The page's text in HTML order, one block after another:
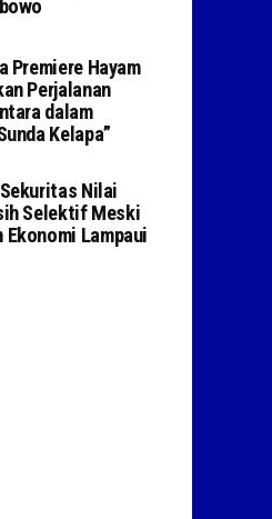
Premiere Hayam
Perjalanan
dalam
Kelapa”
Nilai
Selektif Meski
Ekonomi Lampaui